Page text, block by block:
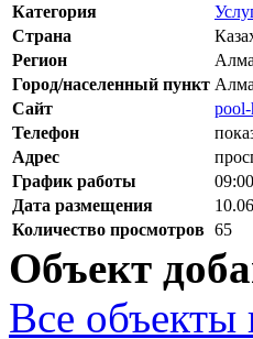
Категория
Страна
Регион
Город/населенный пункт
Сайт
Телефон
Адрес
График работы
Дата размещения
Количество просмотров 65
Объект
Все объекты